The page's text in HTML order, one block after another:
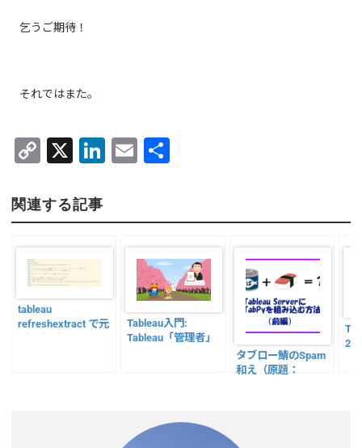
乞うご期待！
それではまた。
C
p
y
Li
n
k
X
Li
e
dI
E
l
関連する記事
tableau
refreshextract で元
Tableau入門:
Tableau「管理者」
タブロー鯖のSpam
和え（原題：